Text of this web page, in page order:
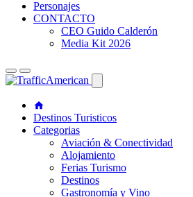
Personajes
CONTACTO
CEO Guido Calderón
Media Kit 2026
Destinos Turisticos
Categorias
Aviación & Conectividad
Alojamiento
Ferias Turismo
Destinos
Gastronomía y Vino